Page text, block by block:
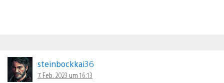
steinbockkai36
7. Feb. 2023 um 16:13